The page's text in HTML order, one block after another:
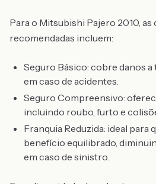
Para o Mitsubishi Pajero 2010,
recomendadas incluem:
Seguro Básico: cobre danos
em caso de acidentes.
Seguro Compreensivo:
incluindo roubo, furto e
Franquia Reduzida: ideal para
benefício equilibrado,
em caso de sinistro.